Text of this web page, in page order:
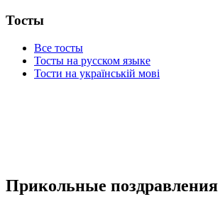
Тосты
Все тосты
Тосты на русском языке
Тости на українській мові
Прикольные поздравления